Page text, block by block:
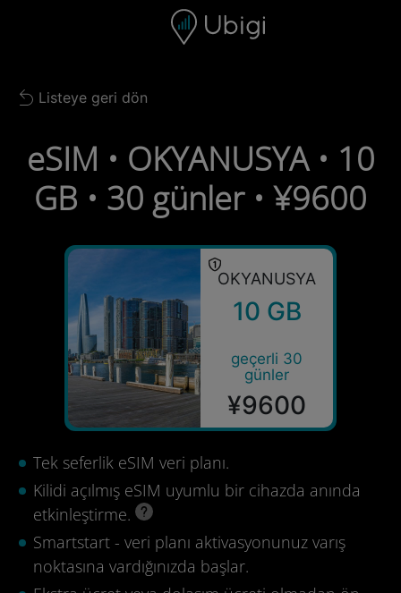
Gezinme çubuğu Alt bilgi
Back to list
Listeye geri dön
eSIM • OKYANUSYA • 10
GB • 30 günler • ¥9600
OKYANUSYA
10 GB
geçerli 30
günler
¥9600
Tek seferlik eSIM veri planı.
Kilidi açılmış eSIM uyumlu bir cihazda anında
etkinleştirme.
Smartstart - veri planı aktivasyonunuz varış
noktasına vardığınızda başlar.